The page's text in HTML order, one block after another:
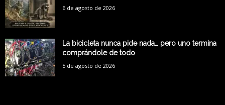
6 de agosto de 2026
La bicicleta nunca pide nada… pero uno termina
comprándole de todo
5 de agosto de 2026